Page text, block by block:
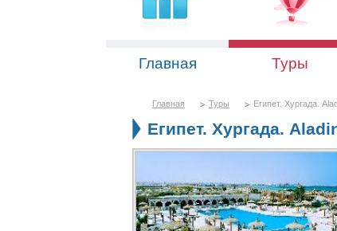
Главная Туры
Главная Туры Египет. Хургада.
Египет. Хургада.